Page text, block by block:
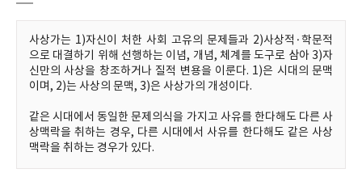
사상가는 1)자신이 처한 사회 고유의 문제들과 2)사상적·학문적
으로 대결하기 위해 선행하는 이념, 개념, 체계를 도구로 삼아 3)자
신만의 사상을 창조하거나 질적 변용을 이룬다. 1)은 시대의 문맥
이며, 2)는 사상의 문맥, 3)은 사상가의 개성이다.
같은 시대에서 동일한 문제의식을 가지고 사유를 한다해도 다른 사
상맥락을 취하는 경우, 다른 시대에서 사유를 한다해도 같은 사상
맥락을 취하는 경우가 있다.